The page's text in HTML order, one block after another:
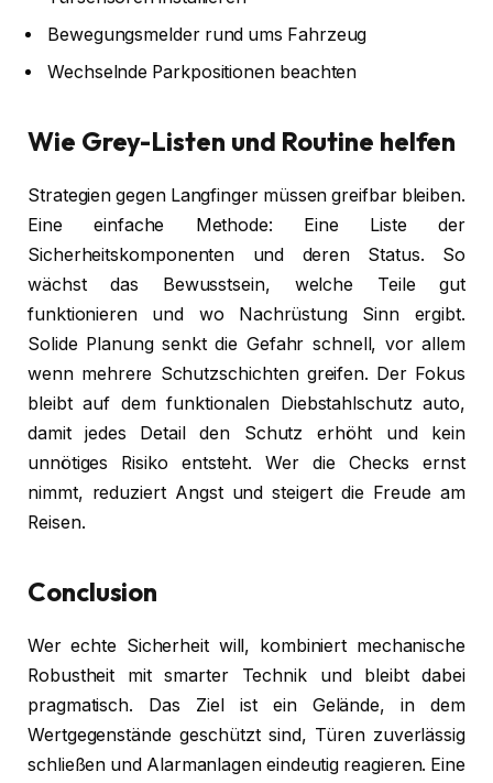
Bewegungsmelder rund ums Fahrzeug
Wechselnde Parkpositionen beachten
Wie Grey-Listen und Routine helfen
Strategien gegen Langfinger müssen greifbar bleiben.
Eine einfache Methode: Eine Liste der
Sicherheitskomponenten und deren Status. So
wächst das Bewusstsein, welche Teile gut
funktionieren und wo Nachrüstung Sinn ergibt.
Solide Planung senkt die Gefahr schnell, vor allem
wenn mehrere Schutzschichten greifen. Der Fokus
bleibt auf dem funktionalen Diebstahlschutz auto,
damit jedes Detail den Schutz erhöht und kein
unnötiges Risiko entsteht. Wer die Checks ernst
nimmt, reduziert Angst und steigert die Freude am
Reisen.
Conclusion
Wer echte Sicherheit will, kombiniert mechanische
Robustheit mit smarter Technik und bleibt dabei
pragmatisch. Das Ziel ist ein Gelände, in dem
Wertgegenstände geschützt sind, Türen zuverlässig
schließen und Alarmanlagen eindeutig reagieren. Eine